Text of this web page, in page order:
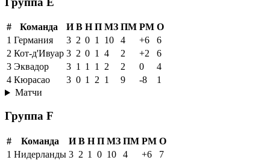
# Команда И В Н П МЗ ПМ РМ О
1 Германия 3 2 0 1 10 4 +6
6
2 Кот-д'Ивуар 3 2 0 1 4 2 +2
6
3 Эквадор 3 1 1 1 2 2 0
4
4 Кюрасао 3 0 1 2 1 9 -8
1
Матчи
Группа F
# Команда И В Н П МЗ ПМ РМ О
1 Нидерланды 3 2 1 0 10 4 +6
7